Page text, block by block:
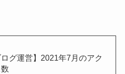
ログ運営】2021年7月のアク